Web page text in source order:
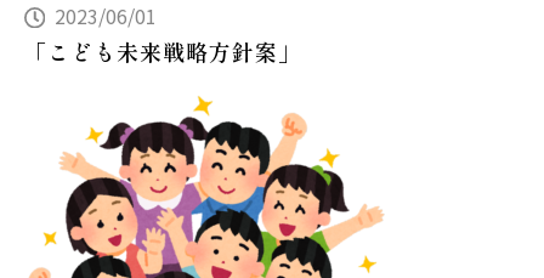
2023/06/01
「こども未来戦略方針案」